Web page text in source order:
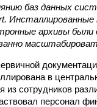
баз данных
архивы
в
сотрудников
персонал